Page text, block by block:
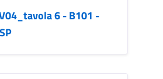
6 - B101 -